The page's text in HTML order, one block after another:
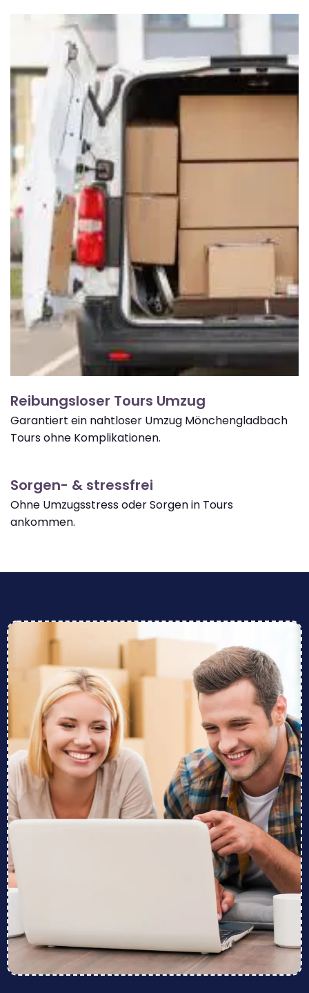
Reibungsloser Tours Umzug
Garantiert ein nahtloser Umzug Mönchengladbach
Tours ohne Komplikationen.
Sorgen- & stressfrei
Ohne Umzugsstress oder Sorgen in Tours
ankommen.